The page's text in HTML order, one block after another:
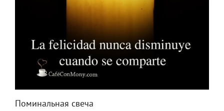
Поминальная свеча